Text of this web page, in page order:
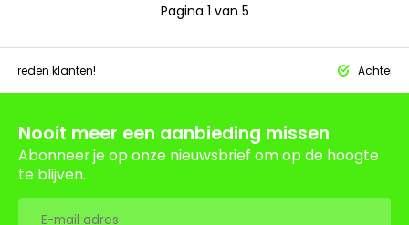
Pagina 1 van 5
klanten! Achteraf
Nooit meer een aanbieding missen
Abonneer je op onze nieuwsbrief om op de hoogte
te blijven.